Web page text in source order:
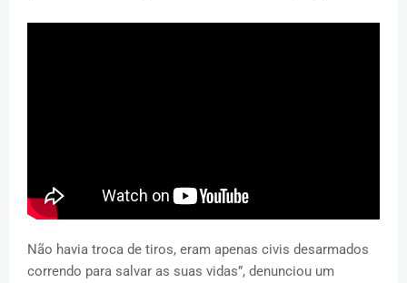
Não havia troca de tiros, eram apenas civis desarmados
correndo para salvar as suas vidas”, denunciou um